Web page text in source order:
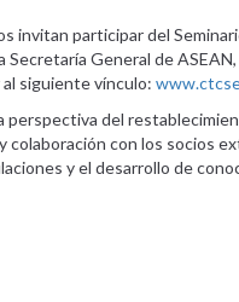
invitan participar del
Secretaría General de ASEAN,
siguiente vínculo:
del
con los socios
y el desarrollo de